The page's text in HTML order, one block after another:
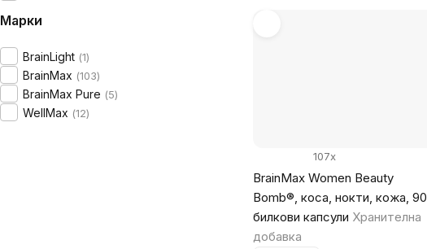
Марки
BrainLight 1
BrainMax 103
BrainMax Pure 5
WellMax 12
BrainMax Women Beauty
Bomb®, коса, нокти, кожа, 90
билкови капсули Хранителна
добавка
107x